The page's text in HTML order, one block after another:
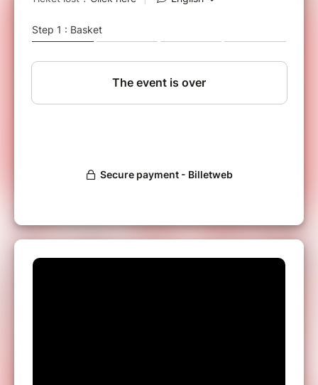
Didier Chaix et Jean Luc Peyri.